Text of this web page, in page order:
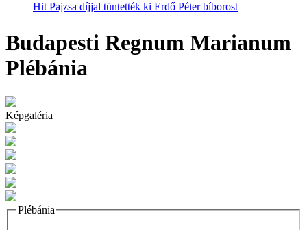
Hit Pajzsa díjjal tüntették ki Erdő Péter bíborost
Budapesti Regnum Marianum
Plébánia
Képgaléria
Plébánia